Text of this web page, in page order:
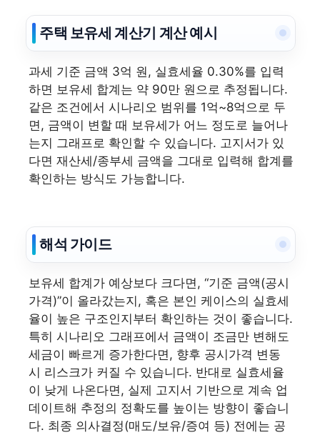
주택 보유세 계산기 계산 예시
과세 기준 금액 3억 원, 실효세율 0.30%를 입력
하면 보유세 합계는 약 90만 원으로 추정됩니다.
같은 조건에서 시나리오 범위를 1억~8억으로 두
면, 금액이 변할 때 보유세가 어느 정도로 늘어나
는지 그래프로 확인할 수 있습니다. 고지서가 있
다면 재산세/종부세 금액을 그대로 입력해 합계를
확인하는 방식도 가능합니다.
해석 가이드
보유세 합계가 예상보다 크다면, “기준 금액(공시
가격)”이 올라갔는지, 혹은 본인 케이스의 실효세
율이 높은 구조인지부터 확인하는 것이 좋습니다.
특히 시나리오 그래프에서 금액이 조금만 변해도
세금이 빠르게 증가한다면, 향후 공시가격 변동
시 리스크가 커질 수 있습니다. 반대로 실효세율
이 낮게 나온다면, 실제 고지서 기반으로 계속 업
데이트해 추정의 정확도를 높이는 방향이 좋습니
다. 최종 의사결정(매도/보유/증여 등) 전에는 공